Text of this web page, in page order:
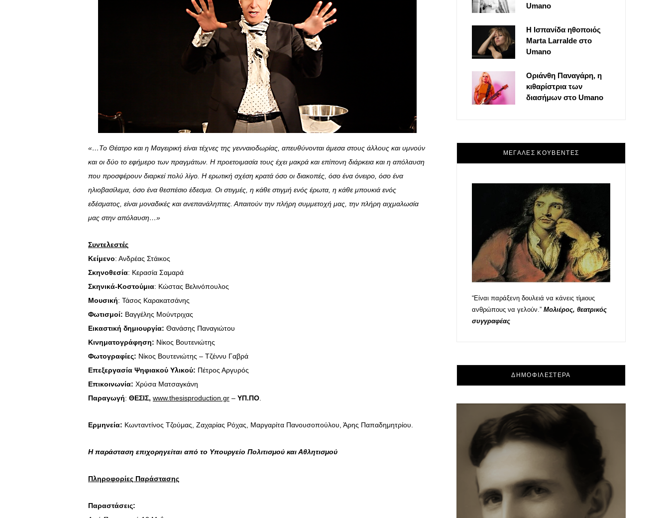
«…Το Θέατρο και η Μαγειρική είναι τέχνες της γενναιοδωρίας, απευθύνονται άμεσα στους άλλους και υμνούν
και οι δύο το εφήμερο των πραγμάτων. Η προετοιμασία τους έχει μακρά και επίπονη διάρκεια και η απόλαυση
που προσφέρουν διαρκεί πολύ λίγο. Η ερωτική σχέση κρατά όσο οι διακοπές, όσο ένα όνειρο, όσο ένα
ηλιοβασίλεμα, όσο ένα θεσπέσιο έδεσμα. Οι στιγμές, η κάθε στιγμή ενός έρωτα, η κάθε μπουκιά ενός
εδέσματος, είναι μοναδικές και ανεπανάληπτες. Απαιτούν την πλήρη συμμετοχή μας, την πλήρη αιχμαλωσία
μας στην απόλαυση…»
Συντελεστές
Κείμενο: Ανδρέας Στάικος
Σκηνοθεσία: Κερασία Σαμαρά
Σκηνικά-Κοστούμια: Κώστας Βελινόπουλος
Μουσική: Τάσος Καρακατσάνης
Φωτισμοί: Βαγγέλης Μούντριχας
Εικαστική δημιουργία: Θανάσης Παναγιώτου
Κινηματογράφηση: Νίκος Βουτενιώτης
Φωτογραφίες: Νίκος Βουτενιώτης – Τζέννυ Γαβρά
Επεξεργασία Ψηφιακού Υλικού: Πέτρος Αργυρός
Επικοινωνία: Χρύσα Ματσαγκάνη
Παραγωγή: ΘΕΣΙΣ, www.thesisproduction.gr – ΥΠ.ΠΟ
Ερμηνεία: Κωνταντίνος Τζούμας, Ζαχαρίας Ρόχας, Μαργαρίτα Πανουσοπούλου, Άρης Παπαδημητρίου.
Η παράσταση επιχορηγείται από το Υπουργείο Πολιτισμού και Αθλητισμού
Πληροφορίες Παράστασης
Παραστάσεις:
Umano
Η Ισπανίδα ηθοποιός
Marta Larralde στο
Umano
Οριάνθη Παναγάρη, η
κιθαρίστρια των
διασήμων στο Umano
ΜΕΓΑΛΕΣ ΚΟΥΒΕΝΤΕΣ
“Είναι παράξενη δουλειά να κάνεις τίμιους
ανθρώπους να γελούν.” Μολιέρος, θεατρικός
συγγραφέας
ΔΗΜΟΦΙΛΕΣΤΕΡΑ